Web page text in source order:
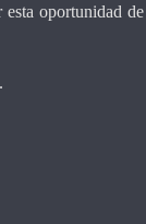
esta oportunidad de